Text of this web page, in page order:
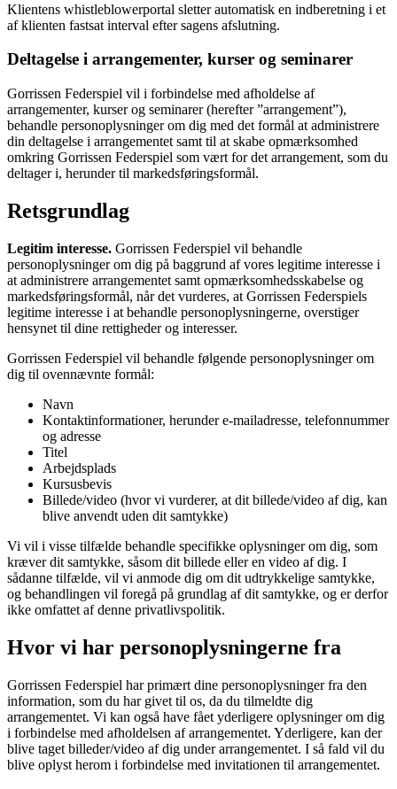
Klientens whistleblowerportal sletter automatisk en indberetning i et
af klienten fastsat interval efter sagens afslutning.
Deltagelse i arrangementer, kurser og seminarer
Gorrissen Federspiel vil i forbindelse med afholdelse af
arrangementer, kurser og seminarer (herefter ”arrangement”),
behandle personoplysninger om dig med det formål at administrere
din deltagelse i arrangementet samt til at skabe opmærksomhed
omkring Gorrissen Federspiel som vært for det arrangement, som du
deltager i, herunder til markedsføringsformål.
Retsgrundlag
Legitim interesse. Gorrissen Federspiel vil behandle
personoplysninger om dig på baggrund af vores legitime interesse i
at administrere arrangementet samt opmærksomhedsskabelse og
markedsføringsformål, når det vurderes, at Gorrissen Federspiels
legitime interesse i at behandle personoplysningerne, overstiger
hensynet til dine rettigheder og interesser.
Gorrissen Federspiel vil behandle følgende personoplysninger om
dig til ovennævnte formål:
Navn
Kontaktinformationer, herunder e-mailadresse, telefonnummer
og adresse
Titel
Arbejdsplads
Kursusbevis
Billede/video (hvor vi vurderer, at dit billede/video af dig, kan
blive anvendt uden dit samtykke)
Vi vil i visse tilfælde behandle specifikke oplysninger om dig, som
kræver dit samtykke, såsom dit billede eller en video af dig. I
sådanne tilfælde, vil vi anmode dig om dit udtrykkelige samtykke,
og behandlingen vil foregå på grundlag af dit samtykke, og er derfor
ikke omfattet af denne privatlivspolitik.
Hvor vi har personoplysningerne fra
Gorrissen Federspiel har primært dine personoplysninger fra den
information, som du har givet til os, da du tilmeldte dig
arrangementet. Vi kan også have fået yderligere oplysninger om dig
i forbindelse med afholdelsen af arrangementet. Yderligere, kan der
blive taget billeder/video af dig under arrangementet. I så fald vil du
blive oplyst herom i forbindelse med invitationen til arrangementet.